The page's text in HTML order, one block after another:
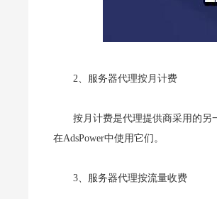
2、服务器代理按月计费
按月计费是代理提供商采用的另
在AdsPower中使用它们。
3、服务器代理按流量收费